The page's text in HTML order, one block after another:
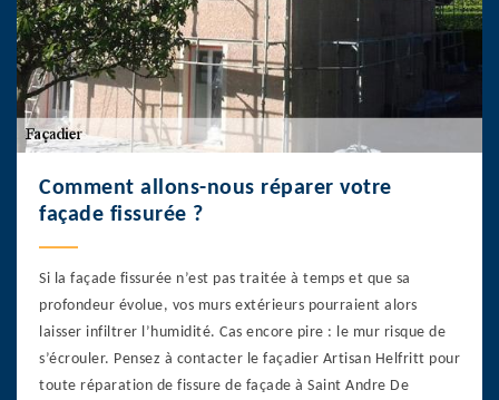
Comment allons-nous réparer votre
façade fissurée ?
Si la façade fissurée n’est pas traitée à temps et que sa
profondeur évolue, vos murs extérieurs pourraient alors
laisser infiltrer l’humidité. Cas encore pire : le mur risque de
s’écrouler. Pensez à contacter le façadier Artisan Helfritt pour
toute réparation de fissure de façade à Saint Andre De